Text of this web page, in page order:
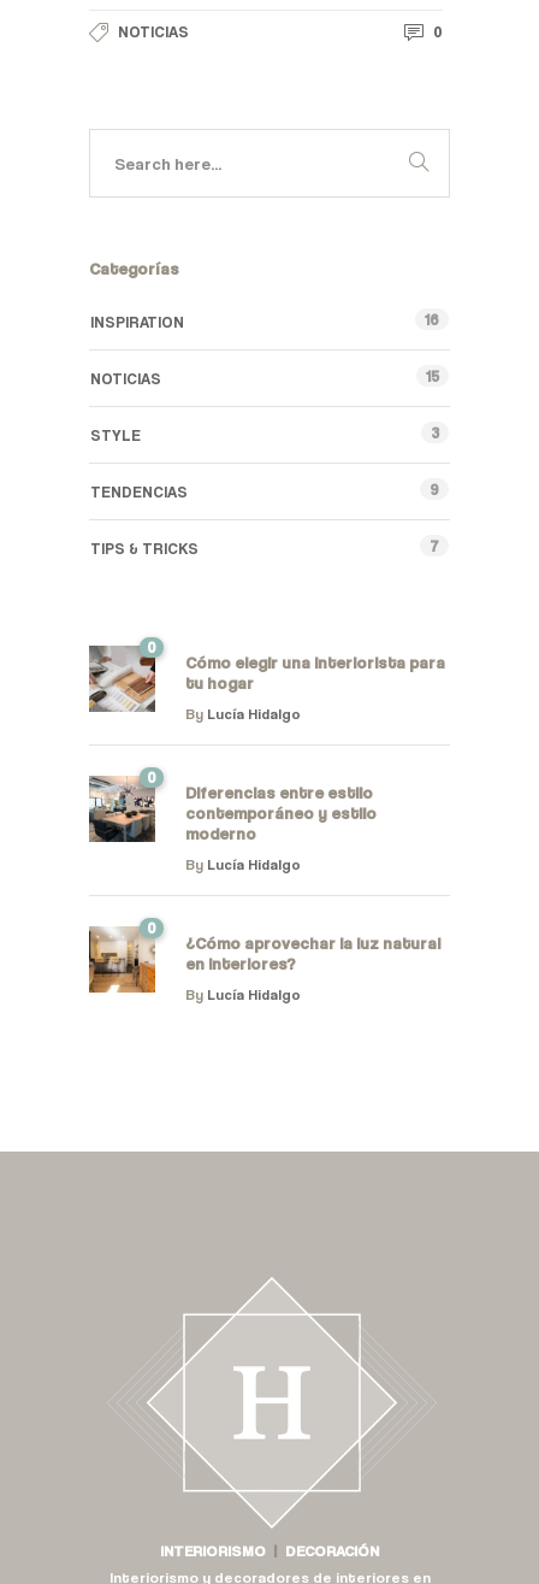
NOTICIAS 0
Categorías
INSPIRATION 16
NOTICIAS 15
STYLE 3
TENDENCIAS 9
TIPS & TRICKS 7
0
Cómo elegir una interiorista para
tu hogar
By Lucía Hidalgo
0
Diferencias entre estilo
contemporáneo y estilo
moderno
By Lucía Hidalgo
0
¿Cómo aprovechar la luz natural
en interiores?
By Lucía Hidalgo
INTERIORISMO
DECORACIÓN
Interiorismo y decoradores de interiores en